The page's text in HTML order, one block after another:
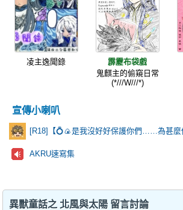
凌主逸聞錄
霹靂布袋戲
鬼麒主的偷窺日常
(*///W///*)
宣傳小喇叭
AKRU速寫集
異獸童話之 北風與太陽 留言討論